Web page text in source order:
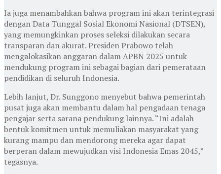
Ia juga menambahkan bahwa program ini akan terintegrasi
dengan Data Tunggal Sosial Ekonomi Nasional (DTSEN),
yang memungkinkan proses seleksi dilakukan secara
transparan dan akurat. Presiden Prabowo telah
mengalokasikan anggaran dalam APBN 2025 untuk
mendukung program ini sebagai bagian dari pemerataan
pendidikan di seluruh Indonesia.
Lebih lanjut, Dr. Sunggono menyebut bahwa pemerintah
pusat juga akan membantu dalam hal pengadaan tenaga
pengajar serta sarana pendukung lainnya. “Ini adalah
bentuk komitmen untuk memuliakan masyarakat yang
kurang mampu dan mendorong mereka agar dapat
berperan dalam mewujudkan visi Indonesia Emas 2045,”
tegasnya.